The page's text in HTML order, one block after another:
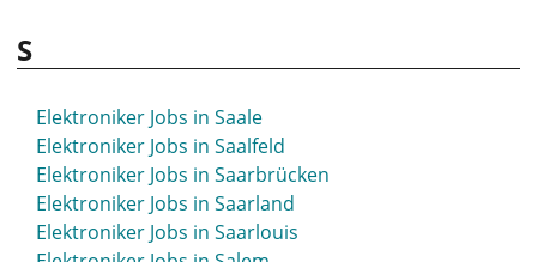
Elektroniker Jobs in Rinteln
Elektroniker Jobs in Roding
Elektroniker Jobs in Rosenheim
Elektroniker Jobs in Rostock
Elektroniker Jobs in Roth
Elektroniker Jobs in Rottweil
S
Elektroniker Jobs in Saale
Elektroniker Jobs in Saalfeld
Elektroniker Jobs in Saarbrücken
Elektroniker Jobs in Saarland
Elektroniker Jobs in Saarlouis